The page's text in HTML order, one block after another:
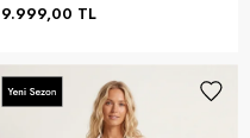
9.999,00 TL